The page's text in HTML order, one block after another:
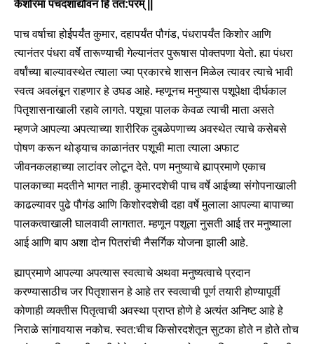
कैशोरमा पंचदशाद्यौवनं हि तत:परम् ||
पाच वर्षाचा होईपर्यंत कुमार, दहापर्यंत पौगंड, पंधरापर्यंत किशोर आणि
त्यानंतर पंधरा वर्षे तारूण्याची गेल्यानंतर पुरूषास पोक्तपणा येतो. ह्या पंधरा
वर्षांच्या बाल्यावस्थेत त्याला ज्या प्रकारचे शासन मिळेल त्यावर त्याचे भावी
स्वत्व अवलंबून राहणार हे उघड आहे. म्हणूनच मनुष्यास पशूपेक्षा दीर्घकाल
पितृशासनाखाली रहावे लागते. पशूचा पालक केवळ त्याची माता असते
म्हणजे आपल्या अपत्याच्या शारीरिक दुबळेपणाच्य अवस्थेत त्याचे कसेबसे
पोषण करून थोड्याच काळानंतर पशूची माता त्याला अफाट
जीवनकलहाच्या लाटांवर लोटून देते. पण मनुष्याचे ह्याप्रमाणे एकाच
पालकाच्या मदतीने भागत नाही. कुमारदशेची पाच वर्षे आईच्या संगोपनाखाली
काढल्यावर पुढे पौगंड आणि किशोरदशेची दहा वर्षे मुलाला आपल्या बापाच्या
पालकत्वाखाली घालवावी लागतात. म्हणून पशूला नुसती आई तर मनुष्याला
आई आणि बाप अशा दोन पितरांची नैसर्गिक योजना झाली आहे.
ह्याप्रमाणे आपल्या अपत्यास स्वत्वाचे अथवा मनुष्यत्वाचे प्रदान
करण्यासाठीच जर पितृशासन हे आहे तर स्वत्वाची पूर्ण तयारी होण्यापूर्वी
कोणाही व्यक्तीस पितृत्वाची अवस्था प्राप्त होणे हे अत्यंत अनिष्ट आहे हे
निराळे सांगावयास नकोच. स्वत:चीच किसोरदशेतून सुटका होते न होते तोच